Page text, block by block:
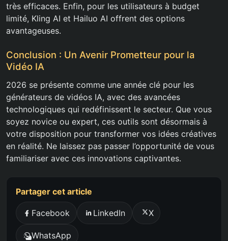
très efficaces. Enfin, pour les utilisateurs à budget
limité, Kling AI et Hailuo AI offrent des options
avantageuses.
Conclusion : Un Avenir Prometteur pour la
Vidéo IA
2026 se présente comme une année clé pour les
générateurs de vidéos IA, avec des avancées
technologiques qui redéfinissent le secteur. Que vous
soyez novice ou expert, ces outils sont désormais à
votre disposition pour transformer vos idées créatives
en réalité. Ne laissez pas passer l’opportunité de vous
familiariser avec ces innovations captivantes.
Partager cet article
Facebook LinkedIn X
WhatsApp